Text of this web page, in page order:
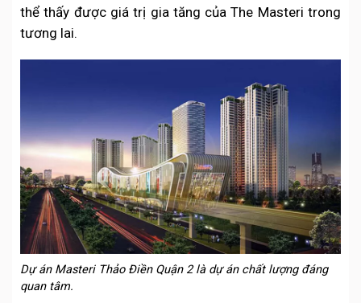
thể thấy được giá trị gia tăng của The Masteri trong
tương lai.
Dự án Masteri Thảo Điền Quận 2 là dự án chất lượng đáng
quan tâm.